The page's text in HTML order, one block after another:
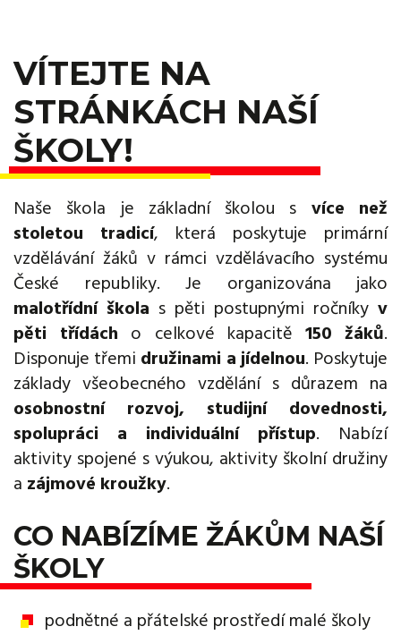
VÍTEJTE NA
STRÁNKÁCH NAŠÍ
ŠKOLY!
Naše škola je základní školou s více než
stoletou tradicí, která poskytuje primární
vzdělávání žáků v rámci vzdělávacího systému
České republiky. Je organizována jako
malotřídní škola s pěti postupnými ročníky v
pěti třídách o celkové kapacitě 150 žáků.
Disponuje třemi družinami a jídelnou. Poskytuje
základy všeobecného vzdělání s důrazem na
osobnostní rozvoj, studijní dovednosti,
spolupráci a individuální přístup. Nabízí
aktivity spojené s výukou, aktivity školní družiny
a zájmové kroužky.
CO NABÍZÍME ŽÁKŮM NAŠÍ
ŠKOLY
podnětné a přátelské prostředí malé školy